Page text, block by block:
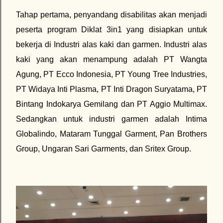
Tahap pertama, penyandang disabilitas akan menjadi
peserta program Diklat 3in1 yang disiapkan untuk
bekerja di Industri alas kaki dan garmen. Industri alas
kaki yang akan menampung adalah PT Wangta
Agung, PT Ecco Indonesia, PT Young Tree Industries,
PT Widaya Inti Plasma, PT Inti Dragon Suryatama, PT
Bintang Indokarya Gemilang dan PT Aggio Multimax.
Sedangkan untuk industri garmen adalah Intima
Globalindo, Mataram Tunggal Garment, Pan Brothers
Group, Ungaran Sari Garments, dan Sritex Group.